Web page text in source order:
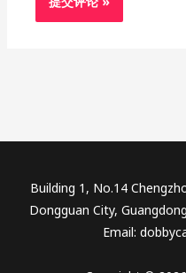
Building 1, No.14
Dongguan City,
Email: